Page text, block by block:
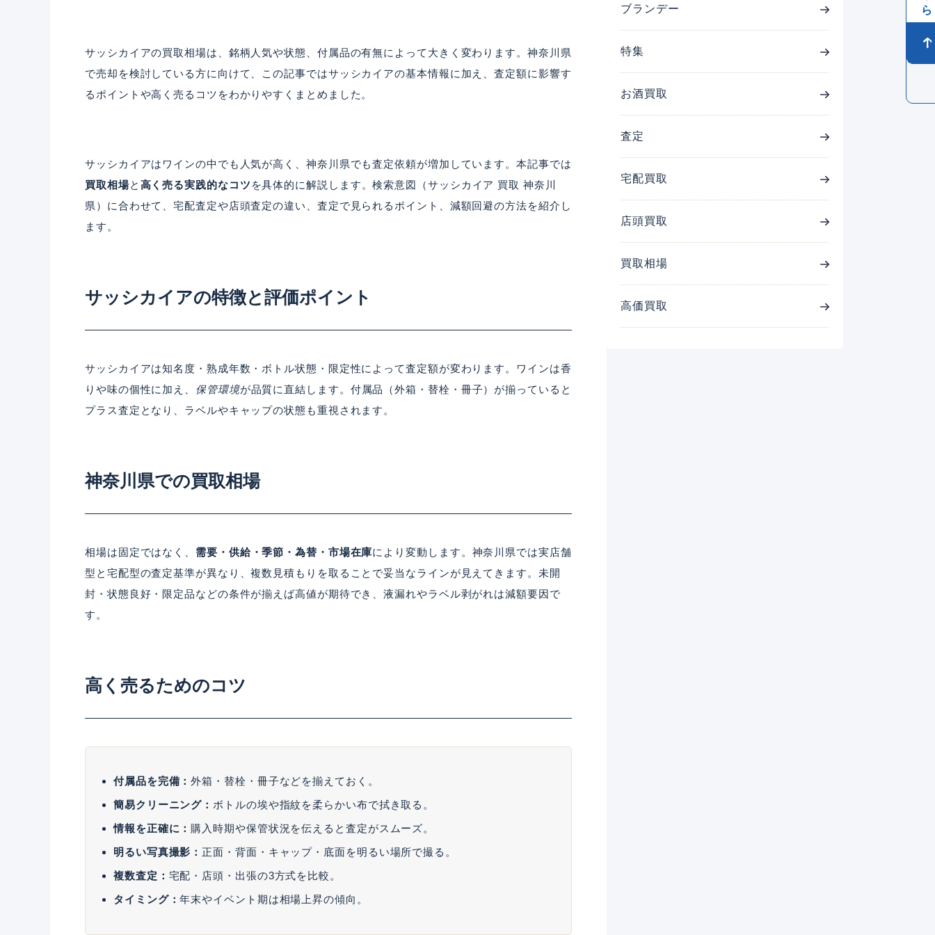
サッシカイアの買取相場は、銘柄人気や状態、付属品の有無によって大きく変わります。神奈川県
で売却を検討している方に向けて、この記事ではサッシカイアの基本情報に加え、査定額に影響す
るポイントや高く売るコツをわかりやすくまとめました。
サッシカイアはワインの中でも人気が高く、神奈川県でも査定依頼が増加しています。本記事では
買取相場と 高く売る実践的なコツ を具体的に解説します。検索意図（サッシカイア 買取 神奈川
県）に合わせて、宅配査定や店頭査定の違い、査定で見られるポイント、減額回避の方法を紹介し
ます。
サッシカイアの特徴と評価ポイント
サッシカイアは知名度・熟成年数・ボトル状態・限定性によって査定額が変わります。ワインは香
りや味の個性に加え、 保管環境が品質に直結します。付属品（外箱・替栓・冊子）が揃っていると
プラス査定となり、ラベルやキャップの状態も重視されます。
神奈川県での買取相場
相場は固定ではなく、 需要・供給・季節・為替・市場在庫により変動します。神奈川県では実店舗
型と宅配型の査定基準が異なり、複数見積もりを取ることで妥当なラインが見えてきます。未開
封・状態良好・限定品などの条件が揃えば高値が期待でき、液漏れやラベル剥がれは減額要因で
す。
高く売るためのコツ
付属品を完備：外箱・替栓・冊子などを揃えておく。
簡易クリーニング： ボトルの埃や指紋を柔らかい布で拭き取る。
情報を正確に： 購入時期や保管状況を伝えると査定がスムーズ。
明るい写真撮影： 正面・背面・キャップ・底面を明るい場所で撮る。
複数査定： 宅配・店頭・出張の3方式を比較。
タイミング：年末やイベント期は相場上昇の傾向。
ブランデー
特集
お酒買取
査定
宅配買取
店頭買取
買取相場
高価買取